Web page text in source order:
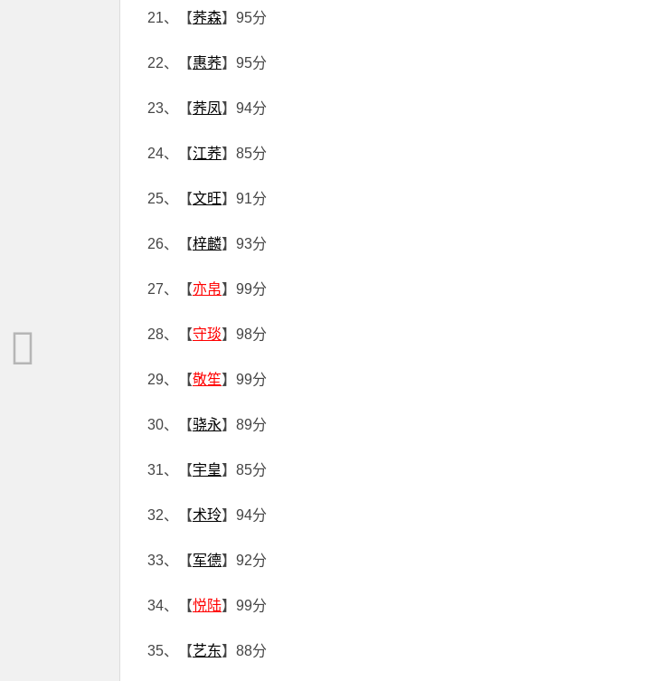
21、【荞森】95分
22、【惠荞】95分
23、【荞凤】94分
24、【江荞】85分
25、【文旺】91分
26、【梓麟】93分
27、【亦帛】99分
28、【守琰】98分
29、【敬笙】99分
30、【骁永】89分
31、【宇皇】85分
32、【术玲】94分
33、【军德】92分
34、【悦陆】99分
35、【艺东】88分